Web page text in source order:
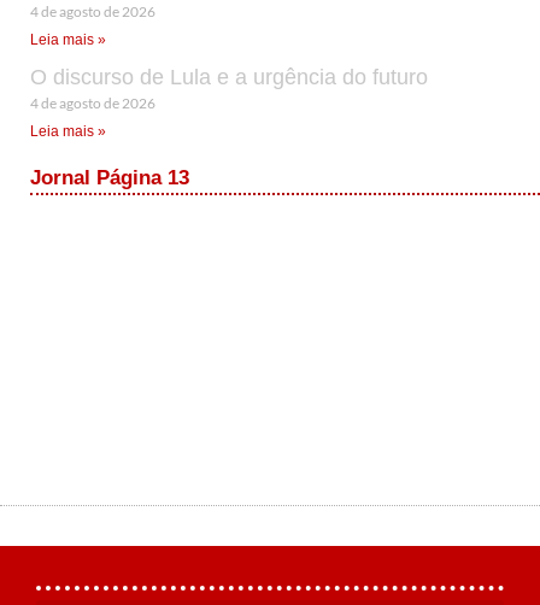
4 de agosto de 2026
Leia mais »
O discurso de Lula e a urgência do futuro
4 de agosto de 2026
Leia mais »
Jornal Página 13